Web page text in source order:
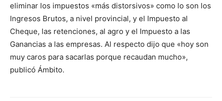
eliminar los impuestos «más distorsivos» como lo son los
Ingresos Brutos, a nivel provincial, y el Impuesto al
Cheque, las retenciones, al agro y el Impuesto a las
Ganancias a las empresas. Al respecto dijo que «hoy son
muy caros para sacarlas porque recaudan mucho»,
publicó Ámbito.